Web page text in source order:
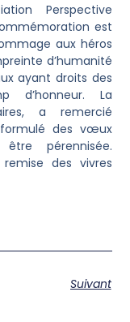
Perspective
est
aux héros
d’humanité
ayant droits des
d’honneur. La
a remercié
des vœux
pérennisée.
des vivres
Suivant